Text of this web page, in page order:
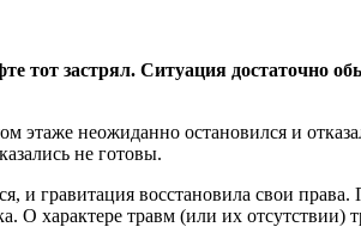
тот застрял. Ситуация достаточно
этаже неожиданно остановился и
не готовы.
и гравитация восстановила свои
характере травм (или их отсутствии)